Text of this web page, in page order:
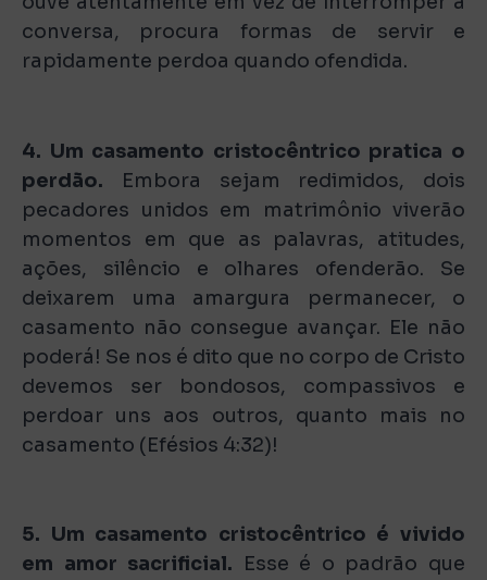
conversa, procura formas de servir e
rapidamente perdoa quando ofendida.
4. Um casamento cristocêntrico pratica o
perdão. Embora sejam redimidos, dois
pecadores unidos em matrimônio viverão
momentos em que as palavras, atitudes,
ações, silêncio e olhares ofenderão. Se
deixarem uma amargura permanecer, o
casamento não consegue avançar. Ele não
poderá! Se nos é dito que no corpo de Cristo
devemos ser bondosos, compassivos e
perdoar uns aos outros, quanto mais no
casamento (Efésios 4:32)!
5. Um casamento cristocêntrico é vivido
em amor sacrificial. Esse é o padrão que